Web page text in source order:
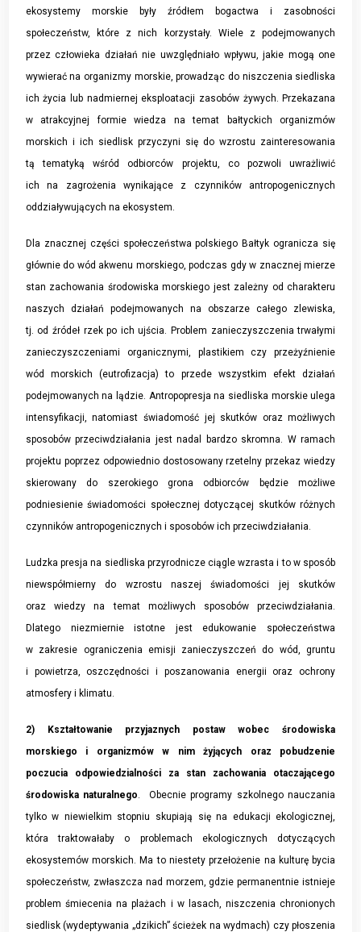
ekosystemy morskie były źródłem bogactwa i zasobności
społeczeństw, które z nich korzystały. Wiele z podejmowanych
przez człowieka działań nie uwzględniało wpływu, jakie mogą one
wywierać na organizmy morskie, prowadząc do niszczenia siedliska
ich życia lub nadmiernej eksploatacji zasobów żywych. Przekazana
w atrakcyjnej formie wiedza na temat bałtyckich organizmów
morskich i ich siedlisk przyczyni się do wzrostu zainteresowania
tą tematyką wśród odbiorców projektu, co pozwoli uwrażliwić
ich na zagrożenia wynikające z czynników antropogenicznych
oddziaływujących na ekosystem.
Dla znacznej części społeczeństwa polskiego Bałtyk ogranicza się
głównie do wód akwenu morskiego, podczas gdy w znacznej mierze
stan zachowania środowiska morskiego jest zależny od charakteru
naszych działań podejmowanych na obszarze całego zlewiska,
tj. od źródeł rzek po ich ujścia. Problem zanieczyszczenia trwałymi
zanieczyszczeniami organicznymi, plastikiem czy przeżyźnienie
wód morskich (eutrofizacja) to przede wszystkim efekt działań
podejmowanych na lądzie. Antropopresja na siedliska morskie ulega
intensyfikacji, natomiast świadomość jej skutków oraz możliwych
sposobów przeciwdziałania jest nadal bardzo skromna. W ramach
projektu poprzez odpowiednio dostosowany rzetelny przekaz wiedzy
skierowany do szerokiego grona odbiorców będzie możliwe
podniesienie świadomości społecznej dotyczącej skutków różnych
czynników antropogenicznych i sposobów ich przeciwdziałania.
Ludzka presja na siedliska przyrodnicze ciągle wzrasta i to w sposób
niewspółmierny do wzrostu naszej świadomości jej skutków
oraz wiedzy na temat możliwych sposobów przeciwdziałania.
Dlatego niezmiernie istotne jest edukowanie społeczeństwa
w zakresie ograniczenia emisji zanieczyszczeń do wód, gruntu
i powietrza, oszczędności i poszanowania energii oraz ochrony
atmosfery i klimatu.
2) Kształtowanie przyjaznych postaw wobec środowiska
morskiego i organizmów w nim żyjących oraz pobudzenie
poczucia odpowiedzialności za stan zachowania otaczającego
środowiska naturalnego. Obecnie programy szkolnego nauczania
tylko w niewielkim stopniu skupiają się na edukacji ekologicznej,
która traktowałaby o problemach ekologicznych dotyczących
ekosystemów morskich. Ma to niestety przełożenie na kulturę bycia
społeczeństw, zwłaszcza nad morzem, gdzie permanentnie istnieje
problem śmiecenia na plażach i w lasach, niszczenia chronionych
siedlisk (wydeptywania „dzikich” ścieżek na wydmach) czy płoszenia